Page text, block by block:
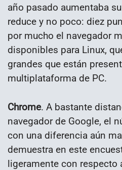
año pasado aumentaba
reduce y no poco: diez
por mucho el navegador
disponibles para Linux,
grandes que están
multiplataforma de PC.
Chrome. A bastante
navegador de Google, el
con una diferencia aún
demuestra en este
ligeramente con respecto